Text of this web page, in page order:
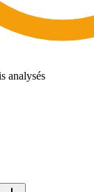
analysés